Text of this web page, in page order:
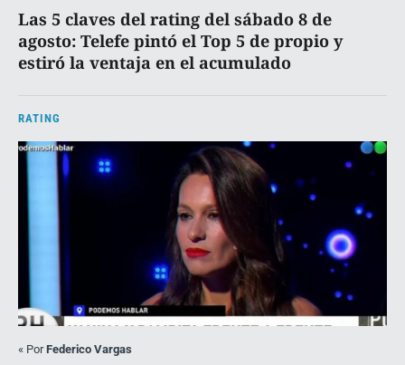
Las 5 claves del rating del sábado 8 de
agosto: Telefe pintó el Top 5 de propio y
estiró la ventaja en el acumulado
RATING
« PorFederico Vargas